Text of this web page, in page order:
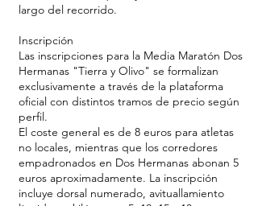
largo del recorrido.
Inscripción
Las inscripciones para la Media Maratón Dos
Hermanas "Tierra y Olivo" se formalizan
exclusivamente a través de la plataforma
oficial con distintos tramos de precio según
perfil.
El coste general es de 8 euros para atletas
no locales, mientras que los corredores
empadronados en Dos Hermanas abonan 5
euros aproximadamente. La inscripción
incluye dorsal numerado, avituallamiento